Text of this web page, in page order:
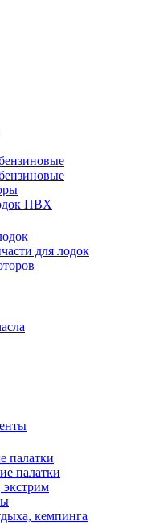
ПВХ
для лодок
палатки
палатки
кемпинга